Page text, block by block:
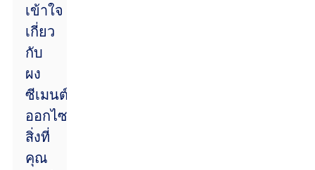
เข้าใจ
เกี่ยว
กับ
ผง
ซีเมนต์
ออกไซด์:
สิ่งที่
คุณ